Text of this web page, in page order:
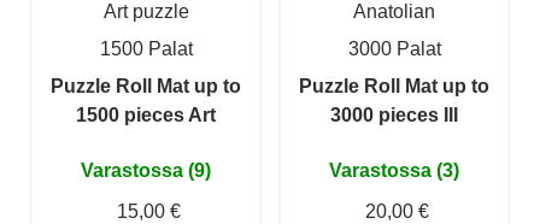
Art puzzle
1500 Palat
Puzzle Roll Mat up to
1500 pieces Art
Varastossa (9)
15,00 €
Anatolian
3000 Palat
Puzzle Roll Mat up to
3000 pieces III
Varastossa (3)
20,00 €